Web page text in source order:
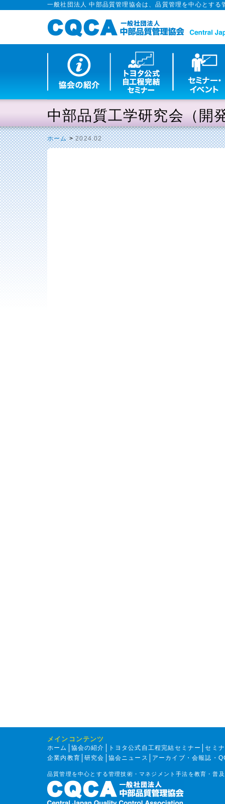
一般社団法人 中部品質管理協会は、品質管理を中心とす
中部品質工学研究会（開
ホーム>2024.02
メインコンテンツ
ホーム 協会の紹介 トヨタ公式自工程完結セミナー
セミ
企業内教育
研究会 協会ニュース アーカイブ・会報誌・
品質管理を中心とする管理技術・マネジメント手法を教育・普